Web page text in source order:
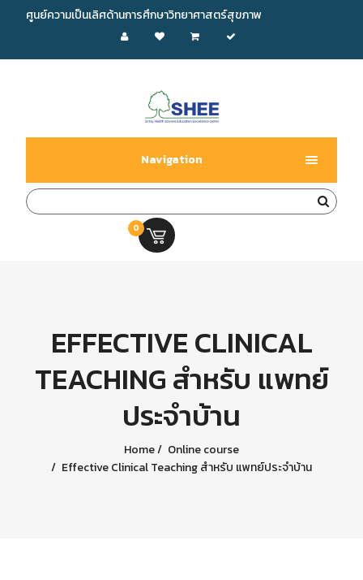
ศูนย์ความเป็นเลิศด้านการศึกษาวิทยาศาสตร์สุขภาพ
Navigation
0
EFFECTIVE CLINICAL
TEACHING สำหรับ แพทย์
ประจำบ้าน
Home
Online course
Effective Clinical Teaching สำหรับ แพทย์ประจำบ้าน